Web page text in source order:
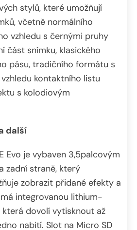
stylů, které umožňují
včetně normálního
vzhledu s černými pruhy
část snímku, klasického
pásu, tradičního formátu s
kontaktního listu
s kolodiovým
další
Evo je vybaven 3,5palcovým
zadní straně, který
zobrazit přidané efekty a
integrovanou lithium-
dovolí vytisknout až
nabití. Slot na Micro SD